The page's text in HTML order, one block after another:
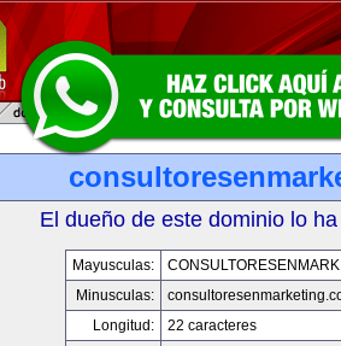
El dueño de este dominio lo
Mayusculas:
Minusculas:
Longitud:
22 caracteres